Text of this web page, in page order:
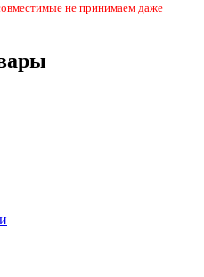
не принимаем даже